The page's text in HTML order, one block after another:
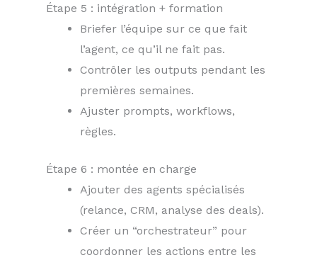
Étape 5 : intégration + formation
Briefer l’équipe sur ce que fait
l’agent, ce qu’il ne fait pas.
Contrôler les outputs pendant les
premières semaines.
Ajuster prompts, workflows,
règles.
Étape 6 : montée en charge
Ajouter des agents spécialisés
(relance, CRM, analyse des deals).
Créer un “orchestrateur” pour
coordonner les actions entre les